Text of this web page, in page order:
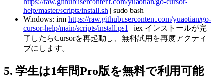
help/master/scripts/install.sh | sudo bash
Windows: irm https://raw.githubusercontent.com/yuaotian/go-
cursor-help/main/scripts/install.ps1 | iex インストールが完
了したらCursorを再起動し、無料試用を再度アクティ
ブにします。
5. 学生は1年間Pro版を無料で利用可能